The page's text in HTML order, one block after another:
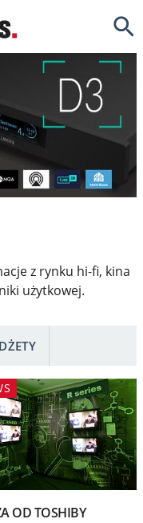
z rynku hi-fi, kina
użytkowej.
OD TOSHIBY